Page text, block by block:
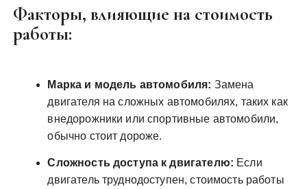
Факторы, влияющие на стоимость
работы:
Марка и модель автомобиля: Замена
двигателя на сложных автомобилях, таких как
внедорожники или спортивные автомобили,
обычно стоит дороже.
Сложность доступа к двигателю: Если
двигатель труднодоступен, стоимость работы